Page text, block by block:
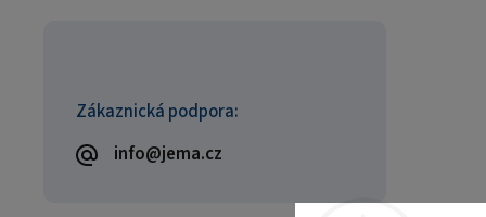
Zákaznická podpora:
info@jema.cz